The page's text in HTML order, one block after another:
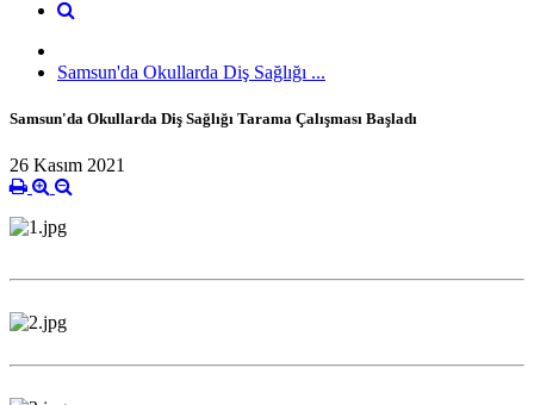
Samsun'da Okullarda Diş Sağlığı ...
Samsun'da Okullarda Diş Sağlığı Tarama Çalışması Başladı
26 Kasım 2021